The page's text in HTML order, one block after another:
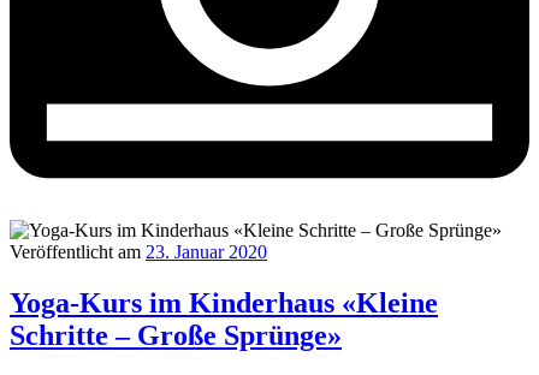
Veröffentlicht am 23. Januar 2020
Yoga-Kurs im Kinderhaus «Kleine
Schritte – Große Sprünge»